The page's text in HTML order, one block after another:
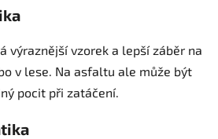
výraznější vzorek a lepší záběr na
v lese. Na asfaltu ale může být
pocit při zatáčení.